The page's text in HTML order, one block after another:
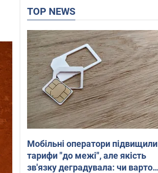
TOP NEWS
Мобільні оператори підвищили
тарифи "до межі", але якість
зв'язку деградувала: чи варто